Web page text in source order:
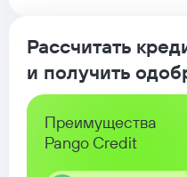
Рассчитать
и получить
Преимущества
Pango Credit